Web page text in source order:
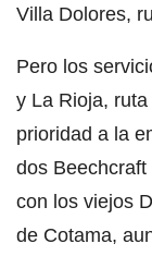
Villa Dolores,
Pero los
y La Rioja,
prioridad a la
dos
con los viejos
de Cotama,